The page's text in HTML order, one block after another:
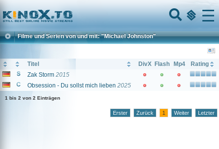
Home
Menu
Filme und Serien von und mit: "Michael Johnston"
Titel DivX Flash Mp4
Rating
Zak Storm 2015
Obsession - Du sollst mich lieben 2025
1 bis 2 von 2 Einträgen
Erster Zurück 1 Weiter Letzter